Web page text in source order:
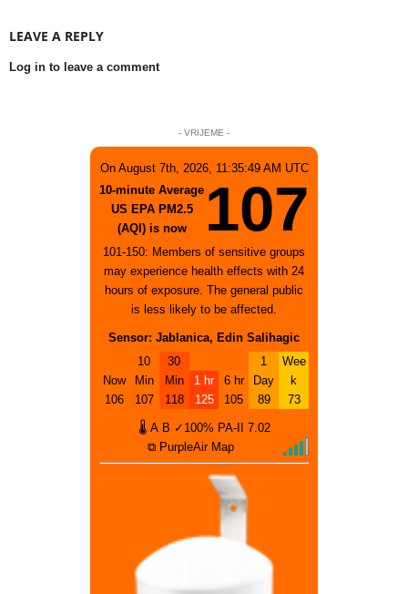
LEAVE A REPLY
Log in to leave a comment
- VRIJEME -
On August 7th, 2026, 11:35:49 AM UTC
10-minute Average
US EPA PM2.5
(AQI) is now
107
101-150: Members of sensitive groups
may experience health effects with 24
hours of exposure. The general public
is less likely to be affected.
Sensor: Jablanica, Edin Salihagic
Now
106
10
Min
107
30
Min
118
1 hr
125
6 hr
105
1
Day
89
Wee
k
73
🌡 A B ✓100% PA-II
7.02
⧉ PurpleAir Map